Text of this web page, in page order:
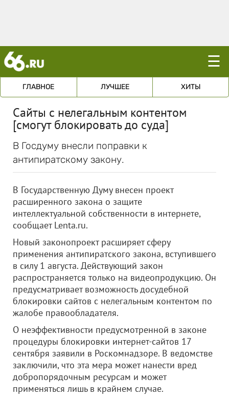
☰
ГЛАВНОЕ ЛУЧШЕЕ ХИТЫ
Сайты с нелегальным контентом
[смогут блокировать до суда]
В Госдуму внесли поправки к
антипиратскому закону.
В Государственную Думу внесен проект
расширенного закона о защите
интеллектуальной собственности в интернете,
сообщает Lenta.ru.
Новый законопроект расширяет сферу
применения антипиратского закона, вступившего
в силу 1 августа. Действующий закон
распространяется только на видеопродукцию. Он
предусматривает возможность досудебной
блокировки сайтов с нелегальным контентом по
жалобе правообладателя.
О неэффективности предусмотренной в законе
процедуры блокировки интернет-сайтов 17
сентября заявили в Роскомнадзоре. В ведомстве
заключили, что эта мера может нанести вред
добропорядочным ресурсам и может
применяться лишь в крайнем случае.